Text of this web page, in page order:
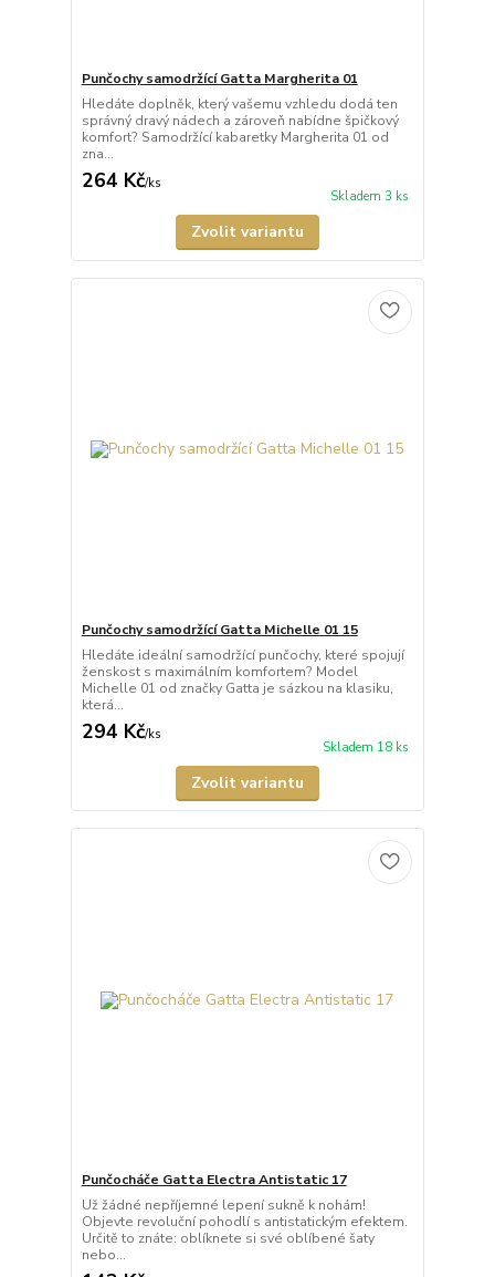
Punčochy samodržící Gatta Margherita 01
Hledáte doplněk, který vašemu vzhledu dodá ten
správný dravý nádech a zároveň nabídne špičkový
komfort? Samodržící kabaretky Margherita 01 od
zna...
264 Kč/ks
Skladem 3 ks
Zvolit variantu
Punčochy samodržící Gatta Michelle 01 15
Hledáte ideální samodržící punčochy, které spojují
ženskost s maximálním komfortem? Model
Michelle 01 od značky Gatta je sázkou na klasiku,
která...
294 Kč/ks
Skladem 18 ks
Zvolit variantu
Punčocháče Gatta Electra Antistatic 17
Už žádné nepříjemné lepení sukně k nohám!
Objevte revoluční pohodlí s antistatickým efektem.
Určitě to znáte: oblíknete si své oblíbené šaty
nebo...